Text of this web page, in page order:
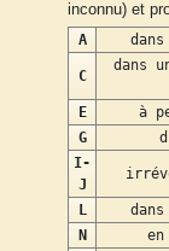
inconnu) et
A
C
dans
E à
G
I-
J
L
N